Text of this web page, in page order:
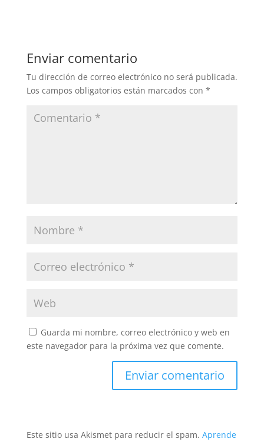
Enviar comentario
Tu dirección de correo electrónico no será publicada.
Los campos obligatorios están marcados con *
Guarda mi nombre, correo electrónico y web en
este navegador para la próxima vez que comente.
Este sitio usa Akismet para reducir el spam. Aprende